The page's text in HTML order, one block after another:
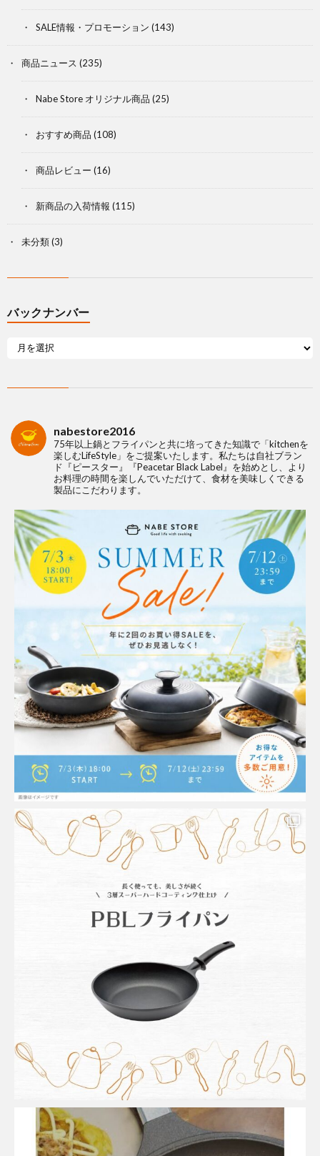
SALE情報・プロモーション (143)
商品ニュース (235)
Nabe Store オリジナル商品 (25)
おすすめ商品 (108)
商品レビュー (16)
新商品の入荷情報 (115)
未分類(3)
バックナンバー
nabestore2016
75年以上鍋とフライパンと共に培ってきた知識で「kitchenを
楽しむLifeStyle」をご提案いたします。私たちは自社ブラン
ド『ピースター』『Peacetar Black Label』を始めとし、より
お料理の時間を楽しんでいただけて、食材を美味しくできる
製品にこだわります。